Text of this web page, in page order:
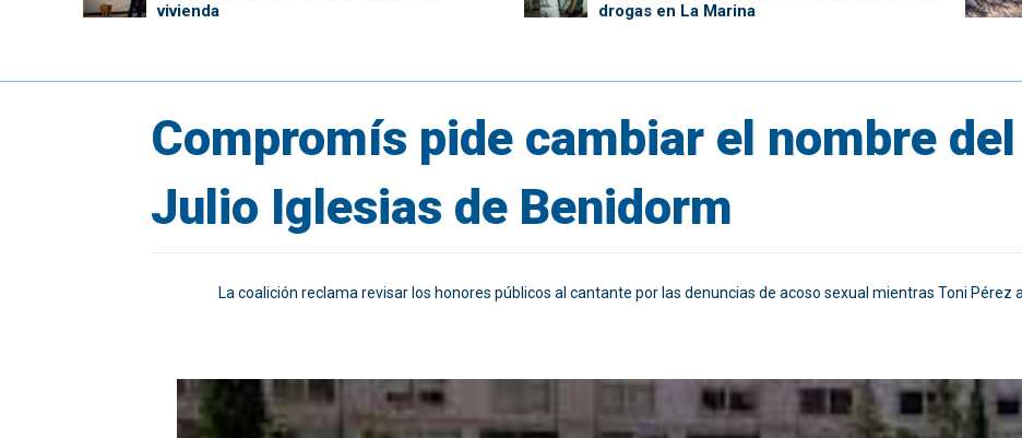
vivienda
drogas en La Marina
Compromís pide cambiar el nombre
Julio Iglesias de Benidorm
La coalición reclama revisar los honores públicos al cantante por las denuncias de acoso sexual mientras Toni Pérez